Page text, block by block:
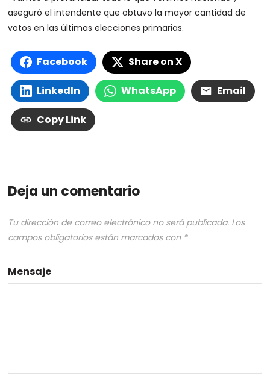
aseguró el intendente que obtuvo la mayor cantidad de
votos en las últimas elecciones primarias.
Facebook Share on X
LinkedIn WhatsApp Email
Copy Link
Deja un comentario
Tu dirección de correo electrónico no será publicada. Los
campos obligatorios están marcados con *
Mensaje